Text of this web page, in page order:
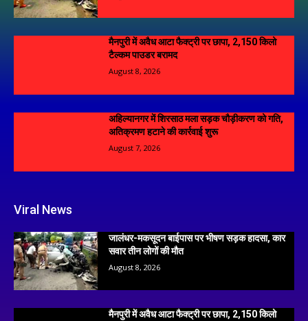
मैनपुरी में अवैध आटा फैक्ट्री पर छापा, 2,150 किलो
टैल्कम पाउडर बरामद
August 8, 2026
अहिल्यानगर में शिरसाठ मला सड़क चौड़ीकरण को गति,
अतिक्रमण हटाने की कार्रवाई शुरू
August 7, 2026
Viral News
जालंधर-मकसूदन बाईपास पर भीषण सड़क हादसा, कार
सवार तीन लोगों की मौत
August 8, 2026
मैनपुरी में अवैध आटा फैक्ट्री पर छापा, 2,150 किलो